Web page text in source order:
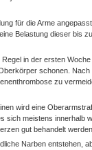
für die Arme
Belastung dieser bis
in der ersten
schonen.
zu
wird eine
sich meistens innerhalb
gut behandelt werden.
Narben entstehen,